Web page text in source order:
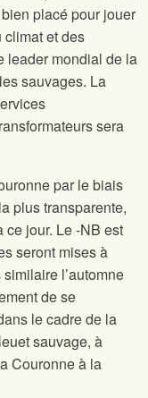
placé pour jouer
climat et des
leader mondial de la
sauvages. La
sera
par le biais
plus transparente,
ce jour. Le-NB est
seront mises à
l’automne
de se
le cadre de la
sauvage, à
Couronne à la